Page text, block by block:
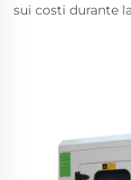
sui costi durante